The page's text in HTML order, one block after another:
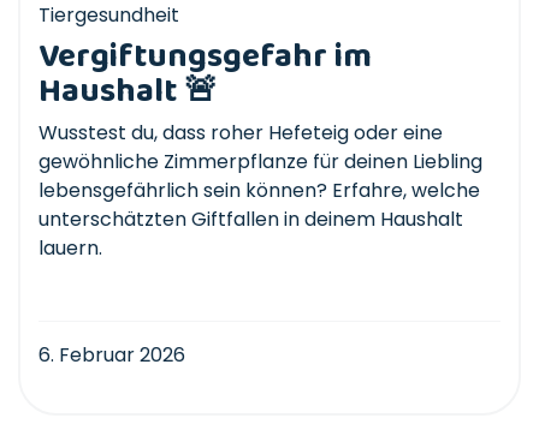
Tiergesundheit
Vergiftungsgefahr im
Haushalt 🚨
Wusstest du, dass roher Hefeteig oder eine
gewöhnliche Zimmerpflanze für deinen Liebling
lebensgefährlich sein können? Erfahre, welche
unterschätzten Giftfallen in deinem Haushalt
lauern.
6. Februar 2026